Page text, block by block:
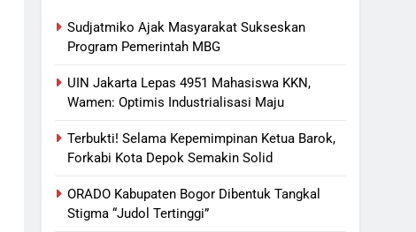
Sudjatmiko Ajak Masyarakat Sukseskan
Program Pemerintah MBG
UIN Jakarta Lepas 4951 Mahasiswa KKN,
Wamen: Optimis Industrialisasi Maju
Terbukti! Selama Kepemimpinan Ketua Barok,
Forkabi Kota Depok Semakin Solid
ORADO Kabupaten Bogor Dibentuk Tangkal
Stigma “Judol Tertinggi”